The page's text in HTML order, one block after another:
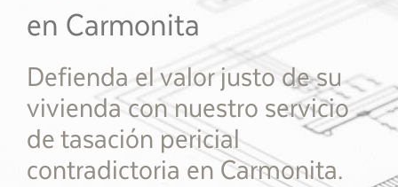
en Carmonita
Defienda el valor justo de su
vivienda con nuestro servicio
de tasación pericial
contradictoria en Carmonita.